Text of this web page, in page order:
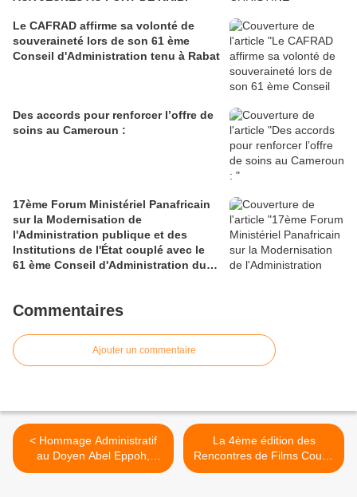
Le CAFRAD affirme sa volonté de
souveraineté lors de son 61 ème
Conseil d'Administration tenu à Rabat
Des accords pour renforcer l’offre de
soins au Cameroun :
17ème Forum Ministériel Panafricain
sur la Modernisation de
l'Administration publique et des
Institutions de l'État couplé avec le
61 ème Conseil d'Administration du
Commentaires
Ajouter un commentaire
< Hommage Administratif
au Doyen Abel Eppoh,
Directeur de l’ENIEG de
La 4ème édition des
Rencontres de Films Courts
de Douala >